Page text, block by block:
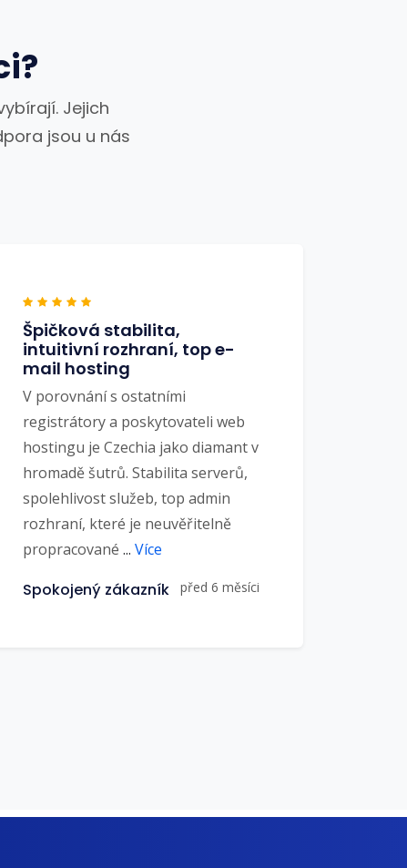
Jejich
jsou u nás
Špičková stabilita,
intuitivní rozhraní, top e-
mail hosting
V porovnání s ostatními
registrátory a poskytovateli web
hostingu je Czechia jako diamant v
hromadě šutrů. Stabilita serverů,
spolehlivost služeb, top admin
rozhraní, které je neuvěřitelně
propracované ... Více
Spokojený zákazník před 6 měsíci